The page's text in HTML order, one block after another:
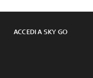
ACCEDI A SKY GO